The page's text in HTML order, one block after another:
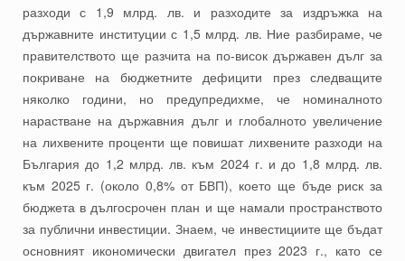
разходи с 1,9 млрд. лв. и разходите за издръжка на
държавните институции с 1,5 млрд. лв. Ние разбираме, че
правителството ще разчита на по-висок държавен дълг за
покриване на бюджетните дефицити през следващите
няколко години, но предупредихме, че номиналното
нарастване на държавния дълг и глобалното увеличение
на лихвените проценти ще повишат лихвените разходи на
България до 1,2 млрд. лв. към 2024 г. и до 1,8 млрд. лв.
към 2025 г. (около 0,8% от БВП), което ще бъде риск за
бюджета в дългосрочен план и ще намали пространството
за публични инвестиции. Знаем, че инвестициите ще бъдат
основният икономически двигател през 2023 г., като се